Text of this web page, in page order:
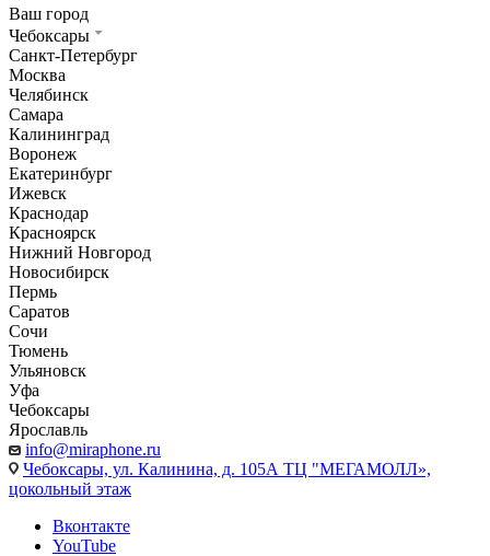
Ваш город
Чебоксары
Санкт-Петербург
Москва
Челябинск
Самара
Калининград
Воронеж
Екатеринбург
Ижевск
Краснодар
Красноярск
Нижний Новгород
Новосибирск
Пермь
Саратов
Сочи
Тюмень
Ульяновск
Уфа
Чебоксары
Ярославль
info@miraphone.ru
Чебоксары, ул. Калинина, д. 105А ТЦ "МЕГАМОЛЛ»,
цокольный этаж
Вконтакте
YouTube